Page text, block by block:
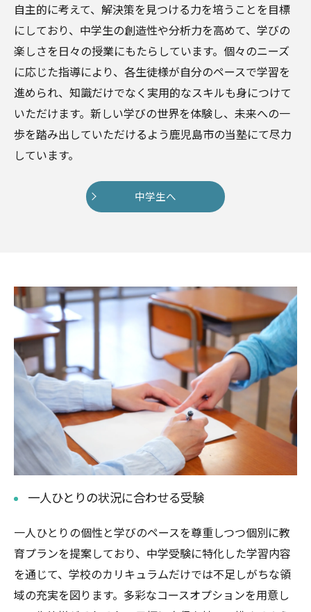
自主的に考えて、解決策を見つける力を培うことを目標
にしており、中学生の創造性や分析力を高めて、学びの
楽しさを日々の授業にもたらしています。個々のニーズ
に応じた指導により、各生徒様が自分のペースで学習を
進められ、知識だけでなく実用的なスキルも身につけて
いただけます。新しい学びの世界を体験し、未来への一
歩を踏み出していただけるよう鹿児島市の当塾にて尽力
しています。
中学生へ
一人ひとりの状況に合わせる受験
一人ひとりの個性と学びのペースを尊重しつつ個別に教
育プランを提案しており、中学受験に特化した学習内容
を通じて、学校のカリキュラムだけでは不足しがちな領
域の充実を図ります。多彩なコースオプションを用意し